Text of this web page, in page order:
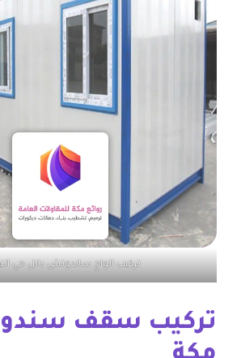
تركيب الواح ساندوتش بانل حي
تركيب سقف